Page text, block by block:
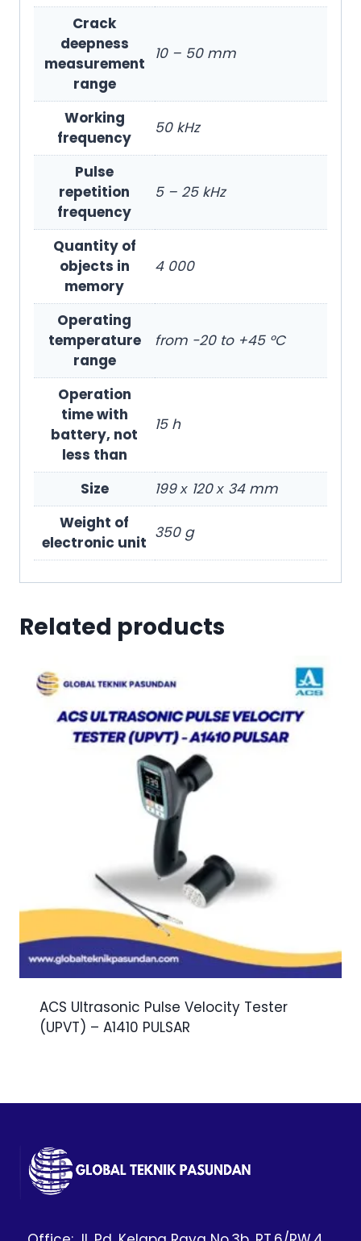
Crack
deepness
measurement
range
10 – 50 mm
Working
frequency
50 kHz
Pulse
repetition
frequency
5 – 25 kHz
Quantity of
objects in
memory
4 000
Operating
temperature
range
from -20 to +45 °C
Operation
time with
battery, not
less than
15 h
Size
199 х 120 х 34 mm
Weight of
electronic unit
350 g
Related products
ACS Ultrasonic Pulse Velocity Tester
(UPVT) – A1410 PULSAR